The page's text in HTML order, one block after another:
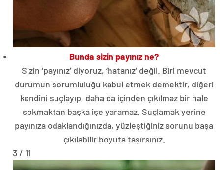
Bunda sizin payınız ne?
Sizin ‘payınız’ diyoruz, ‘hatanız’ değil. Biri mevcut
durumun sorumluluğu kabul etmek demektir, diğeri
kendini suçlayıp, daha da içinden çıkılmaz bir hale
sokmaktan başka işe yaramaz. Suçlamak yerine
payınıza odaklandığınızda, yüzleştiğiniz sorunu başa
çıkılabilir boyuta taşırsınız.
3 / 11